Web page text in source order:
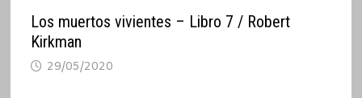
Los muertos vivientes – Libro 7 / Robert
Kirkman
29/05/2020